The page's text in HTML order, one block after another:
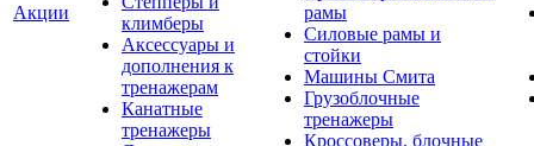
Акции
климберы
Аксессуары и
дополнения к
тренажерам
Канатные
тренажеры
рамы
Силовые рамы и
стойки
Машины Смита
Грузоблочные
тренажеры
Кроссоверы, блочные